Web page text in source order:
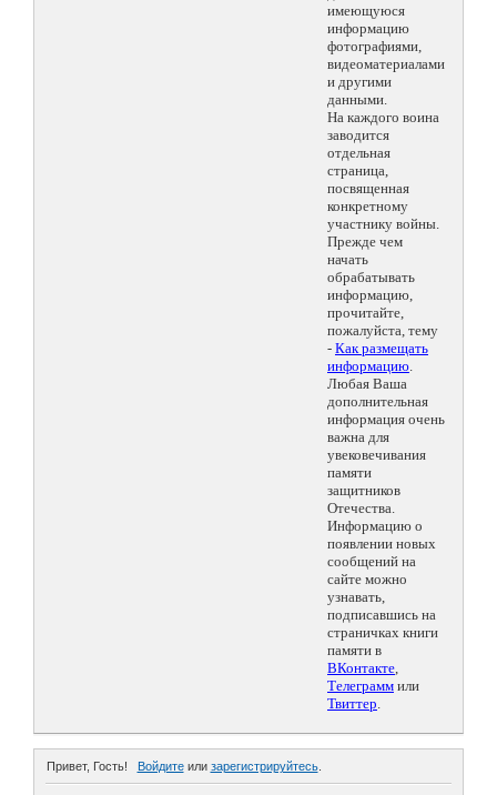
имеющуюся
информацию
фотографиями,
видеоматериалами
и другими
данными.
На каждого воина
заводится
отдельная
страница,
посвященная
конкретному
участнику войны.
Прежде чем
начать
обрабатывать
информацию,
прочитайте,
пожалуйста, тему
- Как размещать
информацию.
Любая Ваша
дополнительная
информация очень
важна для
увековечивания
памяти
защитников
Отечества.
Информацию о
появлении новых
сообщений на
сайте можно
узнавать,
подписавшись на
страничках книги
памяти в
ВКонтакте,
Телеграмм или
Твиттер.
Привет, Гость! Войдитеили зарегистрируйтесь.